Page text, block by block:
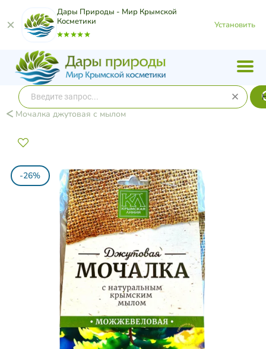
Дары Природы - Мир Крымской
Косметики
Установить
Мочалка джутовая с мылом
-26%